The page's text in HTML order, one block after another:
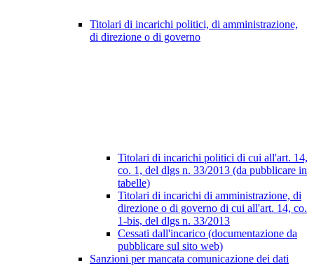
Titolari di incarichi politici, di amministrazione,
di direzione o di governo
Titolari di incarichi politici di cui all'art. 14,
co. 1, del dlgs n. 33/2013 (da pubblicare in
tabelle)
Titolari di incarichi di amministrazione, di
direzione o di governo di cui all'art. 14, co.
1-bis, del dlgs n. 33/2013
Cessati dall'incarico (documentazione da
pubblicare sul sito web)
Sanzioni per mancata comunicazione dei dati